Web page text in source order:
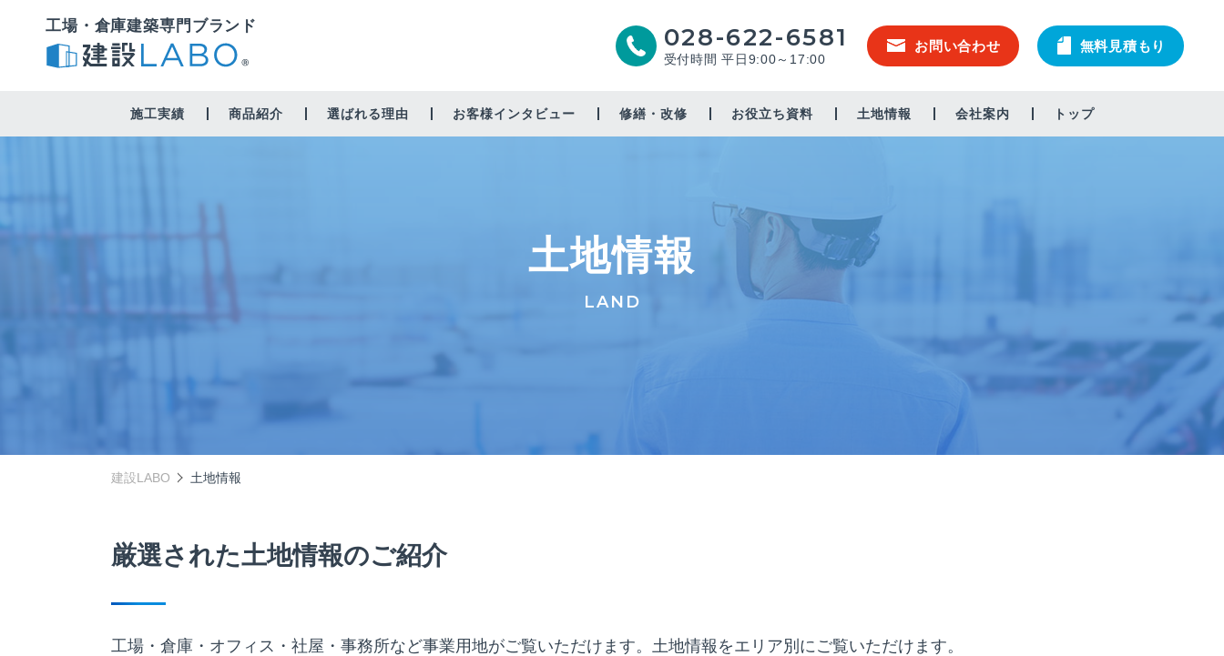
工場・倉庫建築専門ブランド 028-622-6581
受付時間 平日9:00～17:00
お問い合わせ 無料見積もり
施工実績 商品紹介 選ばれる理由 お客様インタビュー 修繕・改修
省エネ
耐震補強
お役立ち資料 土地情報 会社案内 トップ
土地情報
LAND
建設LABO 土地情報
厳選された土地情報のご紹介
工場・倉庫・オフィス・社屋・事務所など事業用地がご覧いただけます。土地情報をエリア別にご覧いただけます。